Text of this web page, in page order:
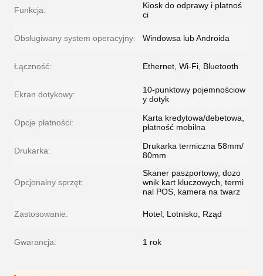
Funkcja:
Kiosk do odprawy i płatnoś
ci
Obsługiwany system operacyjny: Windowsa lub Androida
Łączność: Ethernet, Wi-Fi, Bluetooth
Ekran dotykowy:
10-punktowy pojemnościow
y dotyk
Opcje płatności:
Karta kredytowa/debetowa,
płatność mobilna
Drukarka:
Drukarka termiczna 58mm/
80mm
Opcjonalny sprzęt:
Skaner paszportowy, dozo
wnik kart kluczowych, termi
nal POS, kamera na twarz
Zastosowanie: Hotel, Lotnisko, Rząd
Gwarancja: 1 rok